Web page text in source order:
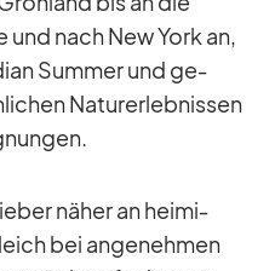
nach New York an,
Sum­mer und ge­
Na­tur­er­leb­nis­sen
nä­her an hei­mi­
bei an­ge­neh­men